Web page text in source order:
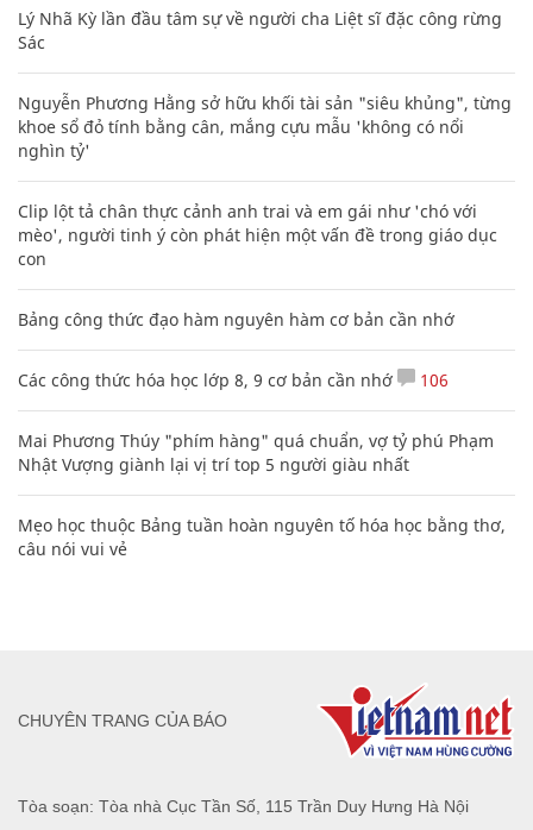
Lý Nhã Kỳ lần đầu tâm sự về người cha Liệt sĩ đặc công rừng
Sác
Nguyễn Phương Hằng sở hữu khối tài sản "siêu khủng", từng
khoe sổ đỏ tính bằng cân, mắng cựu mẫu 'không có nổi
nghìn tỷ'
Clip lột tả chân thực cảnh anh trai và em gái như 'chó với
mèo', người tinh ý còn phát hiện một vấn đề trong giáo dục
con
Bảng công thức đạo hàm nguyên hàm cơ bản cần nhớ
Các công thức hóa học lớp 8, 9 cơ bản cần nhớ 106
Mai Phương Thúy "phím hàng" quá chuẩn, vợ tỷ phú Phạm
Nhật Vượng giành lại vị trí top 5 người giàu nhất
Mẹo học thuộc Bảng tuần hoàn nguyên tố hóa học bằng thơ,
câu nói vui vẻ
Tòa soạn: Tòa nhà Cục Tần Số, 115 Trần Duy Hưng Hà Nội
CHUYÊN TRANG CỦA BÁO